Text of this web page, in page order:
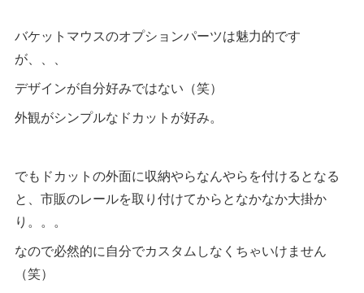
バケットマウスのオプションパーツは魅力的です
が、、、
デザインが自分好みではない（笑）
外観がシンプルなドカットが好み。
でもドカットの外面に収納やらなんやらを付けるとなる
と、市販のレールを取り付けてからとなかなか大掛か
り。。。
なので必然的に自分でカスタムしなくちゃいけません
（笑）